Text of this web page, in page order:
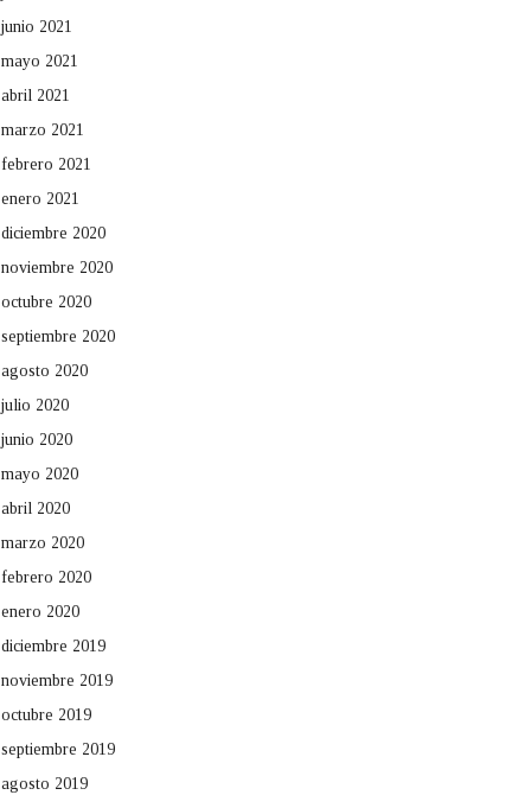
junio 2021
mayo 2021
abril 2021
marzo 2021
febrero 2021
enero 2021
diciembre 2020
noviembre 2020
octubre 2020
septiembre 2020
agosto 2020
julio 2020
junio 2020
mayo 2020
abril 2020
marzo 2020
febrero 2020
enero 2020
diciembre 2019
noviembre 2019
octubre 2019
septiembre 2019
agosto 2019